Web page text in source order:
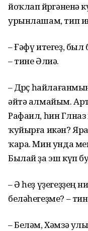
йоҡлап
урынлашам, тип
– Ғәфү итегеҙ,
– тине Әлиә.
– Дөрөҫ
әйтә алмайым.
Рафаил, һин
ҡуйырға икән?
ҡара. Мин унда
Былай ҙа эш күп
– Ә һеҙ үҙегеҙҙең
беләһегеҙме? –
– Беләм, Хәмзә